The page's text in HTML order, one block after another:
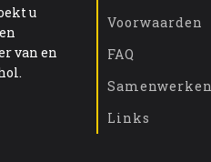
u
van en
Voorwaarden
FAQ
Samenwerken
Links